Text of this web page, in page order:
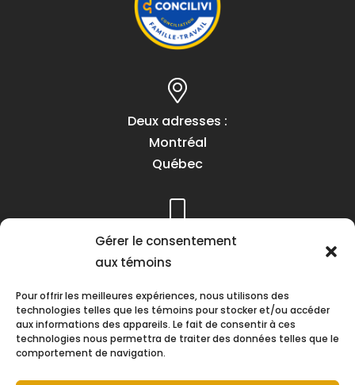
Gérer le consentement
aux témoins
Pour offrir les meilleures expériences, nous utilisons des
technologies telles que les témoins pour stocker et/ou accéder
aux informations des appareils. Le fait de consentir à ces
technologies nous permettra de traiter des données telles que le
comportement de navigation.
Deux adresses :
Montréal
Québec
Téléphone :
(418) 622-1001
Heures d’ouverture :